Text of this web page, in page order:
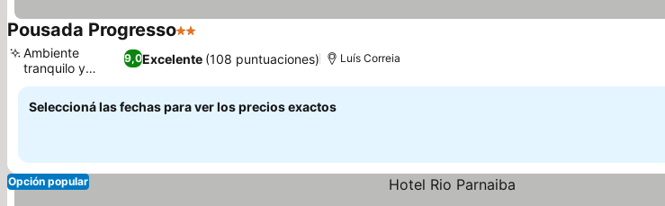
Pousada Progresso2 Estrellas
9,0Excelente (108 puntuaciones)
Ambiente
tranquilo y
familiar
Luís Correia
Seleccioná las fechas para ver los precios exactos
Opción popular